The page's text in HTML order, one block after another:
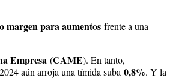
margen para aumentos frente a una
Empresa (CAME). En tanto,
aún arroja una tímida suba 0,8%. Y la